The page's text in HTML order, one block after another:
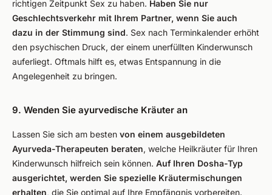
richtigen Zeitpunkt Sex zu haben. Haben Sie nur
Geschlechtsverkehr mit Ihrem Partner, wenn Sie auch
dazu in der Stimmung sind. Sex nach Terminkalender erhöht
den psychischen Druck, der einem unerfüllten Kinderwunsch
auferliegt. Oftmals hilft es, etwas Entspannung in die
Angelegenheit zu bringen.
9. Wenden Sie ayurvedische Kräuter an
Lassen Sie sich am besten von einem ausgebildeten
Ayurveda-Therapeuten beraten, welche Heilkräuter für Ihren
Kinderwunsch hilfreich sein können. Auf Ihren Dosha-Typ
ausgerichtet, werden Sie spezielle Kräutermischungen
erhalten, die Sie optimal auf Ihre Empfängnis vorbereiten.